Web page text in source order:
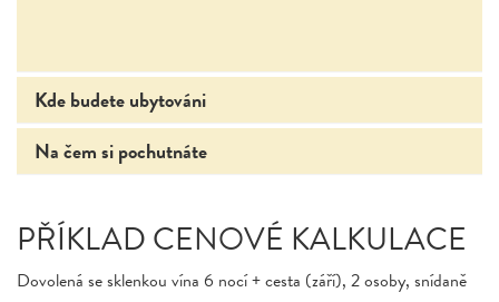
Kde budete ubytováni
Na čem si pochutnáte
PŘÍKLAD CENOVÉ KALKULACE
Dovolená se sklenkou vína 6 nocí + cesta (září), 2 osoby, snídaně